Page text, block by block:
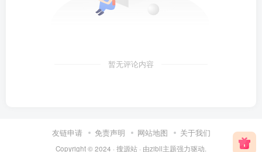
暂无评论内容
友链申请 免责声明 网站地图 关于我们
Copyright © 2024 · 搜源站 · 由zibll主题强力驱动.